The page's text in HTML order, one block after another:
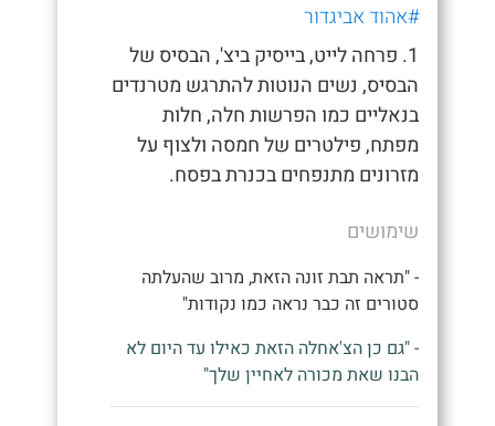
#אהוד אביגדור
1. פרחה לייט, בייסיק ביצ', הבסיס של
הבסיס, נשים הנוטות להתרגש מטרנדים
בנאליים כמו הפרשות חלה, חלות
מפתח, פילטרים של חמסה ולצוף על
מזרונים מתנפחים בכנרת בפסח.
שימושים
- "תראה תבת זונה הזאת, מרוב שהעלתה
סטורים זה כבר נראה כמו נקודות"
- "גם כן הצ'אחלה הזאת כאילו עד היום לא
הבנו שאת מכורה לאחיין שלך"